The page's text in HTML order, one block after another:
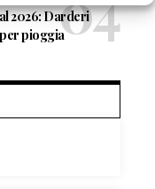
2026: Darderi
pioggia